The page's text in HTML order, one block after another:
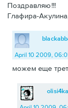
Поздравляю!!!
Глафира-
April 10 2009,
можем еще
olisi4ka